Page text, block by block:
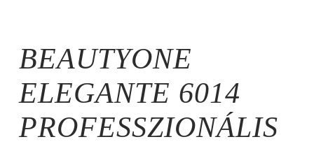
BEAUTYONE
ELEGANTE 6014
PROFESSZIONÁLIS